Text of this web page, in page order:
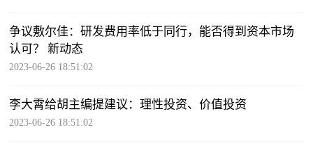
争议敷尔佳：研发费用率低于同行，能否得到资本市场
认可？ 新动态
2023-06-26 18:51:02
李大霄给胡主编提建议：理性投资、价值投资
2023-06-26 18:51:02